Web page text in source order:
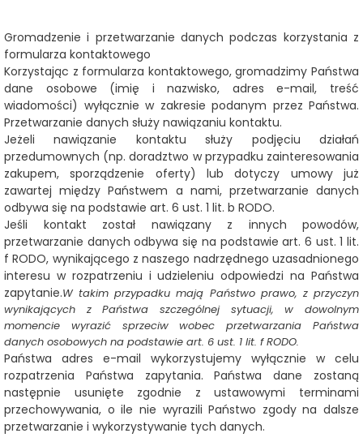
Gromadzenie i przetwarzanie danych podczas korzystania z
formularza kontaktowego
Korzystając z formularza kontaktowego, gromadzimy Państwa
dane osobowe (imię i nazwisko, adres e-mail, treść
wiadomości) wyłącznie w zakresie podanym przez Państwa.
Przetwarzanie danych służy nawiązaniu kontaktu.
Jeżeli nawiązanie kontaktu służy podjęciu działań
przedumownych (np. doradztwo w przypadku zainteresowania
zakupem, sporządzenie oferty) lub dotyczy umowy już
zawartej między Państwem a nami, przetwarzanie danych
odbywa się na podstawie art. 6 ust. 1 lit. b RODO.
Jeśli kontakt został nawiązany z innych powodów,
przetwarzanie danych odbywa się na podstawie art. 6 ust. 1 lit.
f RODO, wynikającego z naszego nadrzędnego uzasadnionego
interesu w rozpatrzeniu i udzieleniu odpowiedzi na Państwa
zapytanie.W takim przypadku mają Państwo prawo, z przyczyn
wynikających z Państwa szczególnej sytuacji, w dowolnym
momencie wyrazić sprzeciw wobec przetwarzania Państwa
danych osobowych na podstawie art. 6 ust. 1 lit. f RODO.
Państwa adres e-mail wykorzystujemy wyłącznie w celu
rozpatrzenia Państwa zapytania. Państwa dane zostaną
następnie usunięte zgodnie z ustawowymi terminami
przechowywania, o ile nie wyrazili Państwo zgody na dalsze
przetwarzanie i wykorzystywanie tych danych.